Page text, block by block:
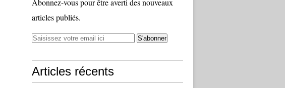
Abonnez-vous pour être averti des nouveaux
articles publiés.
Articles récents